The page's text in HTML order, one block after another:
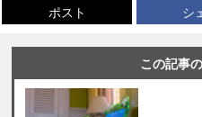
ポスト シ
この記事